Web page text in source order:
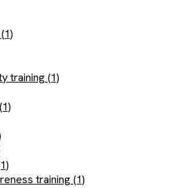
training (1)
training (1)